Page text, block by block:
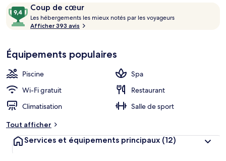
de
135 €.
Avis
voyageurs
Coup de cœur
9,4
sur
10,
cœur
Les hébergements les mieux notés par les voyageurs
n
Afficher 393 avis
Équipements populaires
Piscine
Spa
Wi-Fi gratuit
Restaurant
Climatisation
Salle de sport
Tout afficher
Services et équipements principaux (12)